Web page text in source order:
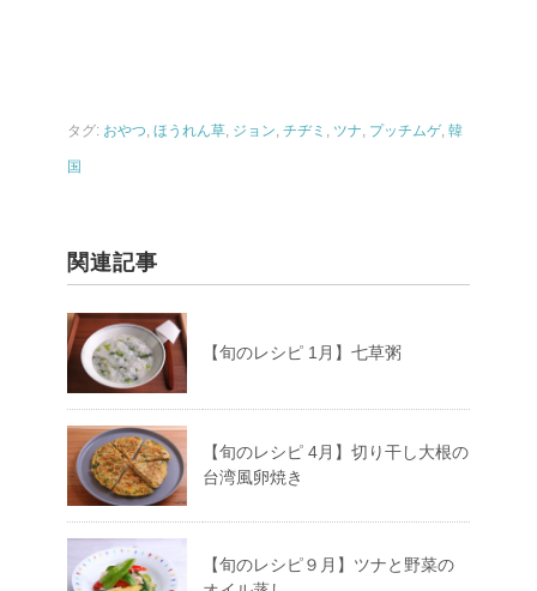
タグ: おやつ, ほうれん草, ジョン, チヂミ , ツナ, プッチムゲ, 韓
国
関連記事
【旬のレシピ 1月】七草粥
【旬のレシピ 4月】切り干し大根の
台湾風卵焼き
【旬のレシピ９月】ツナと野菜の